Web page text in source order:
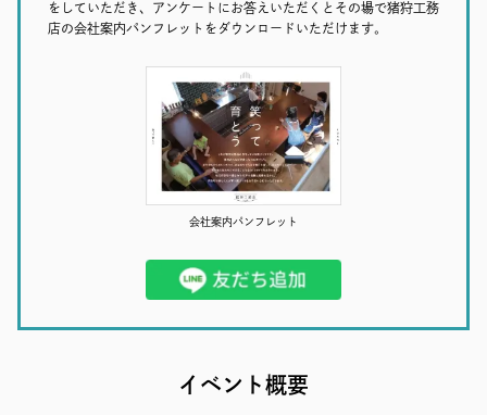
MAIL RESERVATION TELEPHONE
をしていただき、アンケートにお答えいただくとその場で猪狩工務
店の会社案内パンフレットをダウンロードいただけます。
会社案内パンフレット
イベント概要